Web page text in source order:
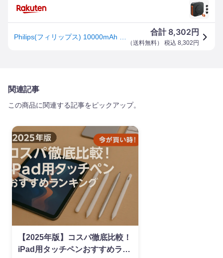
合計 8,302 円
（送料無料） 税込 8,302 円
関連記事
この商品に関連する記事をピックアップ。
【2025年版】コスパ徹底比較！
iPad用タッチペンおすすめラン